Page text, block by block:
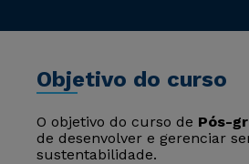
Objetivo do curso
O objetivo do curso de Pós-
de desenvolver e gerenciar
sustentabilidade.